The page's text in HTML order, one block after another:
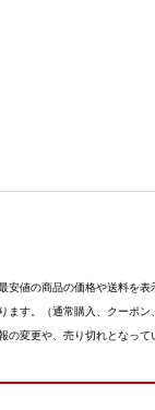
値の商品の価格や送料を表
。（通常購入、クーポ
変更や、売り切れとなって